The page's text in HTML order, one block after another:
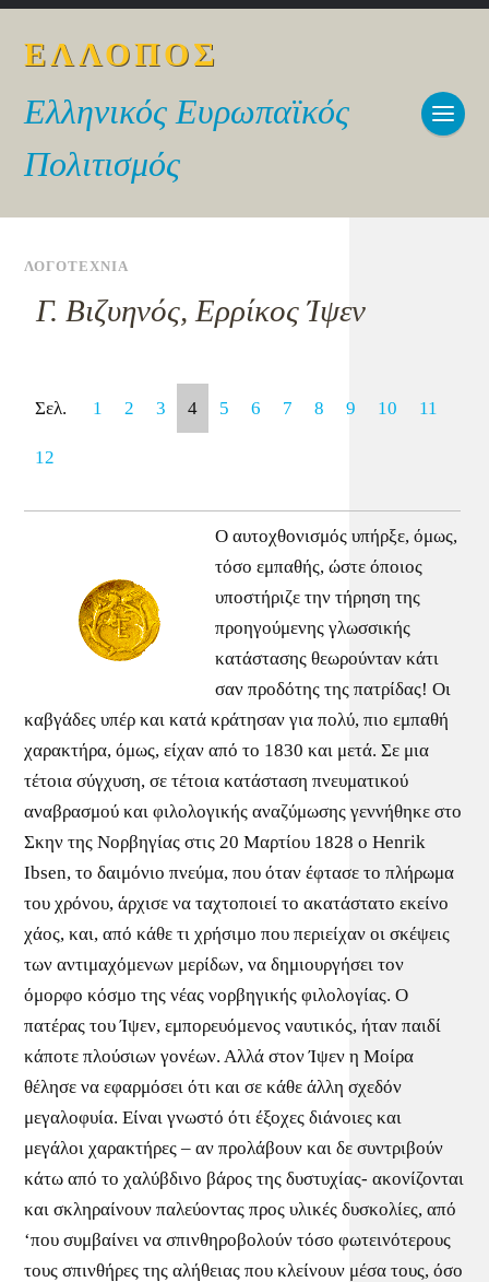
ΕΛΛΟΠΟΣ
Ελληνικός Ευρωπαϊκός
Πολιτισμός
ΛΟΓΟΤΕΧΝΙΑ
Γ. Βιζυηνός, Ερρίκος Ίψεν
Σελ. 1 2 3 4 5 6 7 8 9 10 11
12
Ο αυτοχθονισμός υπήρξε, όμως,
τόσο εμπαθής, ώστε όποιος
υποστήριζε την τήρηση της
προηγούμενης γλωσσικής
κατάστασης θεωρούνταν κάτι
σαν προδότης της πατρίδας! Οι
καβγάδες υπέρ και κατά κράτησαν για πολύ, πιο εμπαθή
χαρακτήρα, όμως, είχαν από το 1830 και μετά. Σε μια
τέτοια σύγχυση, σε τέτοια κατάσταση πνευματικού
αναβρασμού και φιλολογικής αναζύμωσης γεννήθηκε στο
Σκην της Νορβηγίας στις 20 Μαρτίου 1828 ο Henrik
Ibsen, το δαιμόνιο πνεύμα, που όταν έφτασε το πλήρωμα
του χρόνου, άρχισε να ταχτοποιεί το ακατάστατο εκείνο
χάος, και, από κάθε τι χρήσιμο που περιείχαν οι σκέψεις
των αντιμαχόμενων μερίδων, να δημιουργήσει τον
όμορφο κόσμο της νέας νορβηγικής φιλολογίας. Ο
πατέρας του Ίψεν, εμπορευόμενος ναυτικός, ήταν παιδί
κάποτε πλούσιων γονέων. Αλλά στον Ίψεν η Μοίρα
θέλησε να εφαρμόσει ότι και σε κάθε άλλη σχεδόν
μεγαλοφυία. Είναι γνωστό ότι έξοχες διάνοιες και
μεγάλοι χαρακτήρες – αν προλάβουν και δε συντριβούν
κάτω από το χαλύβδινο βάρος της δυστυχίας- ακονίζονται
και σκληραίνουν παλεύοντας προς υλικές δυσκολίες, από
‘που συμβαίνει να σπινθηροβολούν τόσο φωτεινότερους
τους σπινθήρες της αλήθειας που κλείνουν μέσα τους, όσο